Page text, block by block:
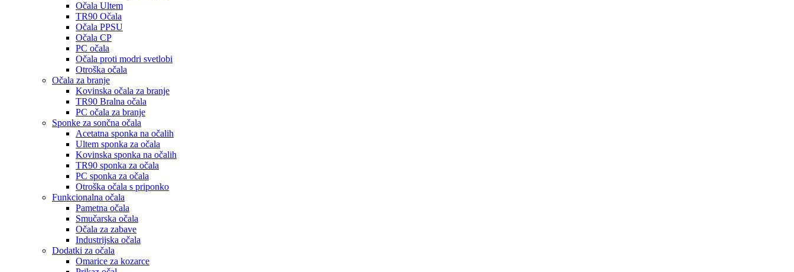
Očala Ultem
TR90 Očala
Očala PPSU
Očala CP
PC očala
Očala proti modri svetlobi
Otroška očala
Očala za branje
Kovinska očala za branje
TR90 Bralna očala
PC očala za branje
Sponke za sončna očala
Acetatna sponka na očalih
Ultem sponka za očala
Kovinska sponka na očalih
TR90 sponka za očala
PC sponka za očala
Otroška očala s priponko
Funkcionalna očala
Pametna očala
Smučarska očala
Očala za zabave
Industrijska očala
Dodatki za očala
Omarice za kozarce